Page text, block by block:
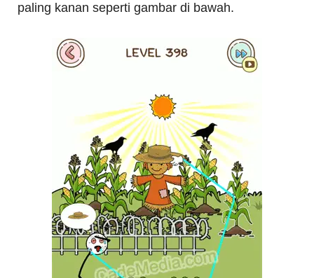
paling kanan seperti gambar di bawah.